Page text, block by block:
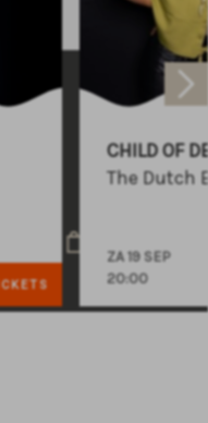
CHILD OF
The Dutch
ZA 19 SEP
20:00